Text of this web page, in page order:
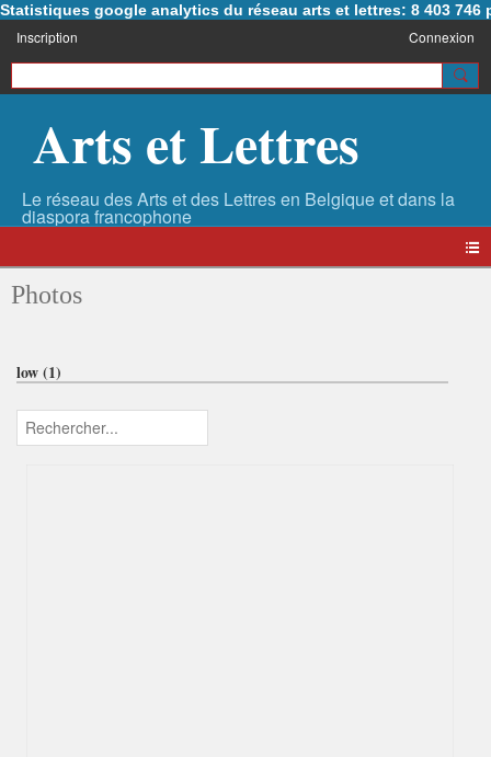
Statistiques google analytics du réseau arts et lettres: 8 403 746
Inscription Connexion
Arts et Lettres
Photos
low (1)